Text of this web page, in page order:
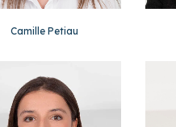
Camille Petiau